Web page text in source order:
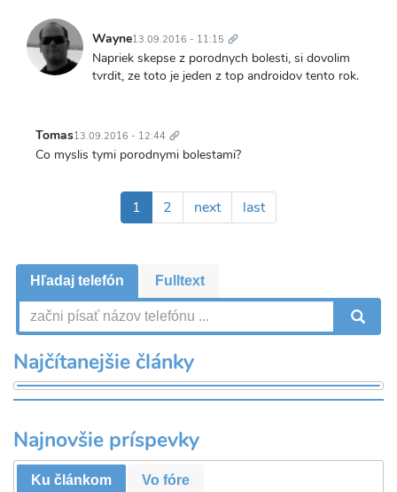
Wayne13.09.2016 - 11:15 odkaz
Napriek skepse z porodnych bolesti, si dovolim
tvrdit, ze toto je jeden z top androidov tento rok.
Tomas13.09.2016 - 12:44 odkaz
Co myslis tymi porodnymi bolestami?
Aktuálna
stránka
1 Page
2
Ďalšia
strana
next
Posledná
strana
last
Hľadaj telefón Fulltext
Najčítanejšie články
Najnovšie príspevky
Ku článkom Vo fóre